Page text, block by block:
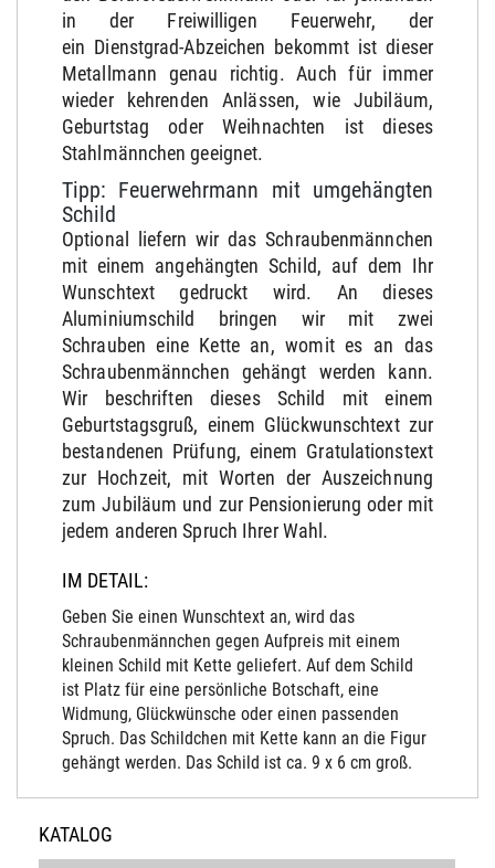
in der Freiwilligen Feuerwehr, der
ein Dienstgrad-Abzeichen bekommt ist dieser
Metallmann genau richtig. Auch für immer
wieder kehrenden Anlässen, wie Jubiläum,
Geburtstag oder Weihnachten ist dieses
Stahlmännchen geeignet.
Tipp: Feuerwehrmann mit umgehängten
Schild
Optional liefern wir das Schraubenmännchen
mit einem angehängten Schild, auf dem Ihr
Wunschtext gedruckt wird. An dieses
Aluminiumschild bringen wir mit zwei
Schrauben eine Kette an, womit es an das
Schraubenmännchen gehängt werden kann.
Wir beschriften dieses Schild mit einem
Geburtstagsgruß, einem Glückwunschtext zur
bestandenen Prüfung, einem Gratulationstext
zur Hochzeit, mit Worten der Auszeichnung
zum Jubiläum und zur Pensionierung oder mit
jedem anderen Spruch Ihrer Wahl.
IM DETAIL:
Geben Sie einen Wunschtext an, wird das
Schraubenmännchen gegen Aufpreis mit einem
kleinen Schild mit Kette geliefert. Auf dem Schild
ist Platz für eine persönliche Botschaft, eine
Widmung, Glückwünsche oder einen passenden
Spruch. Das Schildchen mit Kette kann an die Figur
gehängt werden. Das Schild ist ca. 9 x 6 cm groß.
KATALOG